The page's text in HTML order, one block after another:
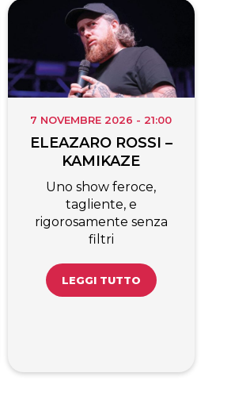
7 NOVEMBRE 2026 - 21:00
ELEAZARO ROSSI –
KAMIKAZE
Uno show feroce,
tagliente, e
rigorosamente senza
filtri
LEGGI TUTTO